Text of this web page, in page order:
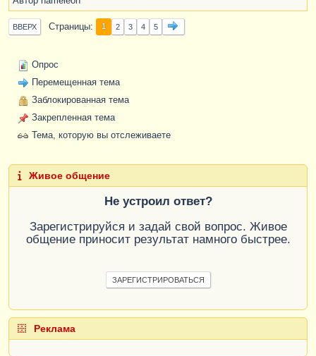
ВВЕРХ Страницы 1 2 3 4 5
Опрос
Перемещенная тема
Заблокированная тема
Закрепленная тема
Тема, которую вы отслеживаете
Живое общение
Не устроил ответ?
Зарегистрируйся и задай свой вопрос. Живое
общение приносит результат намного быстрее.
ЗАРЕГИСТРИРОВАТЬСЯ
Реклама